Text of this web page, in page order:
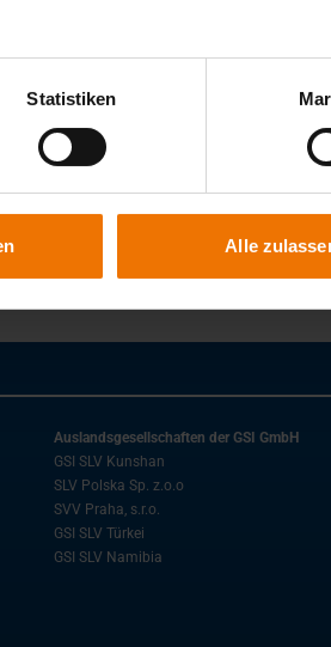
Statistiken
Alle
Auslandsgesellschaften der GSI GmbH
GSI SLV Kunshan
SLV Polska Sp. z.o.o
SVV Praha, s.r.o.
GSI SLV Türkei
GSI SLV Namibia